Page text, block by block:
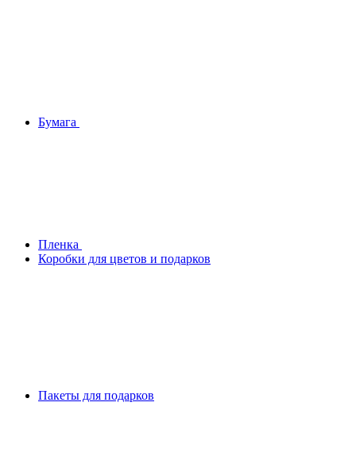
Бумага
Плeнка
Коробки для цветов и подарков
Пакеты для подарков